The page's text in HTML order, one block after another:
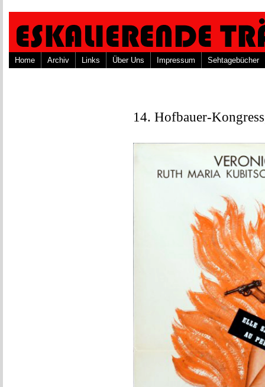
Home Archiv Links Über Uns Impressum Sehtagebücher
14. Hofbauer-